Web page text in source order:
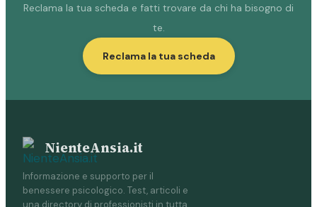
Reclama la tua scheda e fatti trovare da chi ha bisogno di
te.
Reclama la tua scheda
NienteAnsia.it
Informazione e supporto per il
benessere psicologico. Test, articoli e
una directory di professionisti in tutta